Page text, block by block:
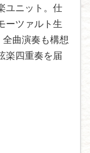
ユニット。仕
ーツァルト生
曲演奏も構想
楽四重奏を届